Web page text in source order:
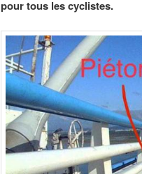
pour tous les cyclistes.